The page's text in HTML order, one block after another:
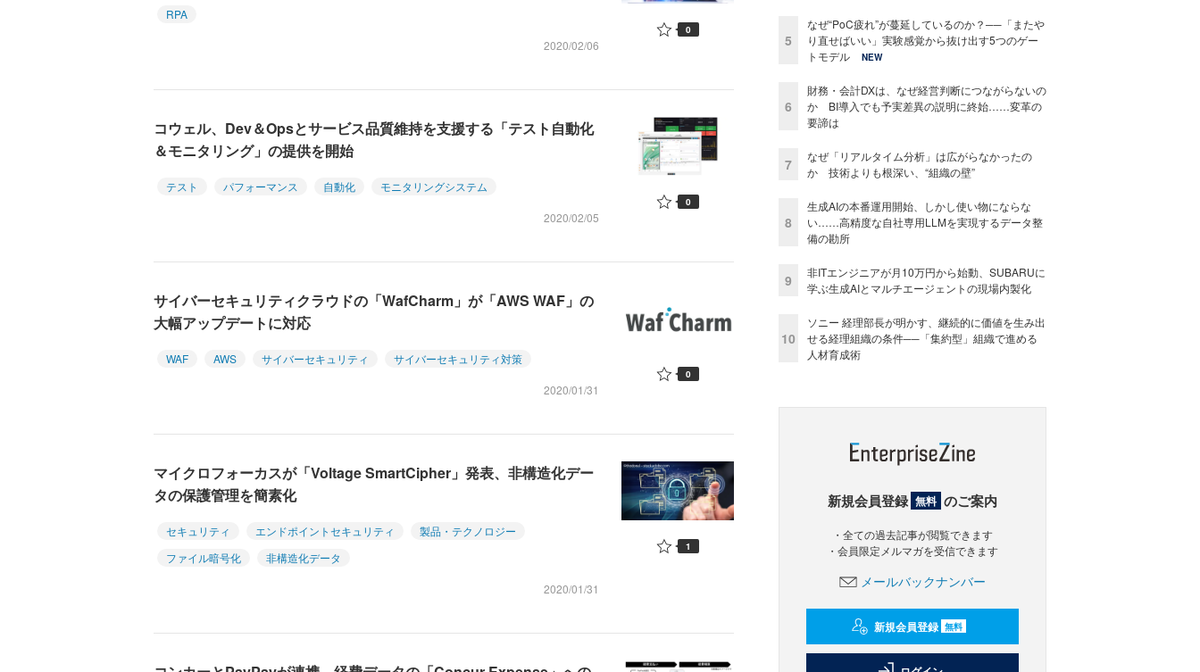
RPA
2020/02/06
0
コウェル、Dev＆Opsとサービス品質維持を支援する「テスト自動化
＆モニタリング」の提供を開始
テスト パフォーマンス 自動化 モニタリングシステム
2020/02/05
0
サイバーセキュリティクラウドの「WafCharm」が「AWS WAF」の
大幅アップデートに対応
WAF AWS サイバーセキュリティ サイバーセキュリティ対策
2020/01/31
0
マイクロフォーカスが「Voltage SmartCipher」発表、非構造化デー
タの保護管理を簡素化
セキュリティ エンドポイントセキュリティ
製品・テクノロジー
ファイル暗号化
非構造化データ
2020/01/31
1
5
なぜ“PoC疲れ”が蔓延しているのか？──「またや
り直せばいい」実験感覚から抜け出す5つのゲー
トモデル
NEW
6
財務・会計DXは、なぜ経営判断につながらないの
か BI導入でも予実差異の説明に終始……変革の
要諦は
7
なぜ「リアルタイム分析」は広がらなかったの
か 技術よりも根深い、“組織の壁”
8
生成AIの本番運用開始、しかし使い物にならな
い……高精度な自社専用LLMを実現するデータ整
備の勘所
9
非ITエンジニアが月10万円から始動、SUBARUに
学ぶ生成AIとマルチエージェントの現場内製化
10
ソニー 経理部長が明かす、継続的に価値を生み出
せる経理組織の条件──「集約型」組織で進める
人材育成術
新規会員登録 無料 のご案内
・全ての過去記事が閲覧できます
・会員限定メルマガを受信できます
メールバックナンバー
新規会員登録 無料